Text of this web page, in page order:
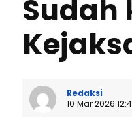
Sudah
Redaksi
10 Mar 2026